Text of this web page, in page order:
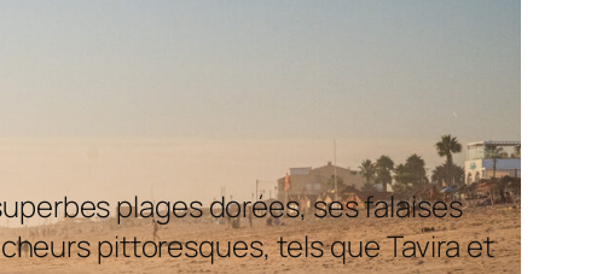
plages dorées, ses falaises
pittoresques, tels que Tavira et